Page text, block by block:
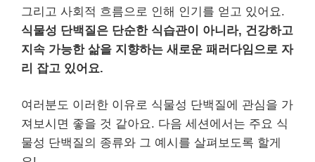
그리고 사회적 흐름으로 인해 인기를 얻고 있어요.
식물성 단백질은 단순한 식습관이 아니라, 건강하고
지속 가능한 삶을 지향하는 새로운 패러다임으로 자
리 잡고 있어요.
여러분도 이러한 이유로 식물성 단백질에 관심을 가
져보시면 좋을 것 같아요. 다음 세션에서는 주요 식
물성 단백질의 종류와 그 예시를 살펴보도록 할게